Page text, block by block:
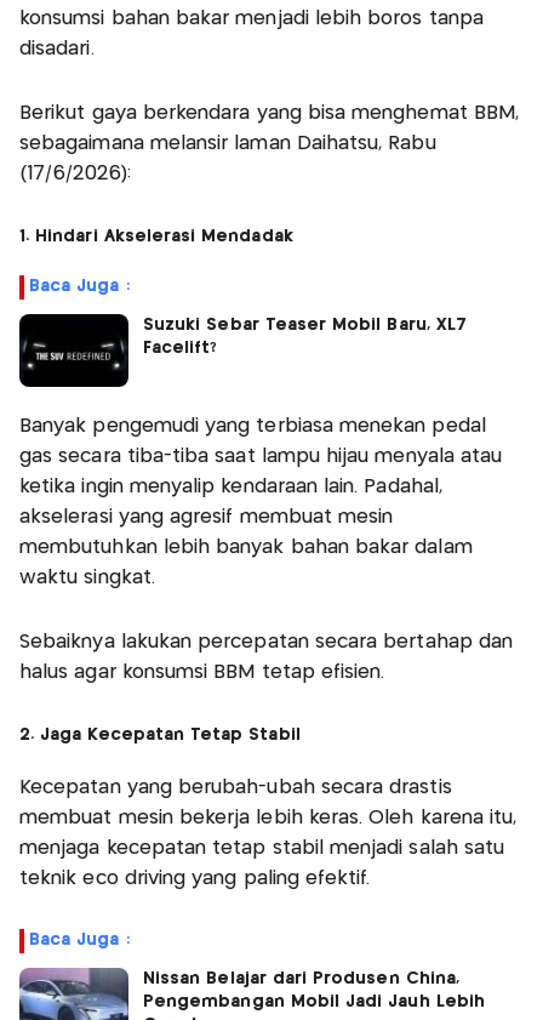
konsumsi bahan bakar menjadi lebih boros tanpa
disadari.
Berikut gaya berkendara yang bisa menghemat BBM,
sebagaimana melansir laman Daihatsu, Rabu
(17/6/2026):
1. Hindari Akselerasi Mendadak
Baca Juga :
Suzuki Sebar Teaser Mobil Baru, XL7
Facelift?
Banyak pengemudi yang terbiasa menekan pedal
gas secara tiba-tiba saat lampu hijau menyala atau
ketika ingin menyalip kendaraan lain. Padahal,
akselerasi yang agresif membuat mesin
membutuhkan lebih banyak bahan bakar dalam
waktu singkat.
Sebaiknya lakukan percepatan secara bertahap dan
halus agar konsumsi BBM tetap efisien.
2. Jaga Kecepatan Tetap Stabil
Kecepatan yang berubah-ubah secara drastis
membuat mesin bekerja lebih keras. Oleh karena itu,
menjaga kecepatan tetap stabil menjadi salah satu
teknik eco driving yang paling efektif.
Baca Juga :
Nissan Belajar dari Produsen China,
Pengembangan Mobil Jadi Jauh Lebih